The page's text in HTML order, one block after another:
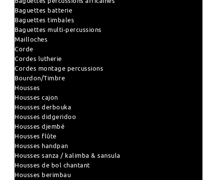
Baguettes batterie
Baguettes timbales
Baguettes multi-percussions
Mailloches
Corde
Cordes lutherie
Cordes montage percussions
Bourdon/Timbre
Housses
Housses cajon
Housses derbouka
Housses didgeridoo
Housses djembé
Housses flûte
Housses handpan
Housses sanza / kalimba & sansula
Housses de bol chantant
Housses berimbau